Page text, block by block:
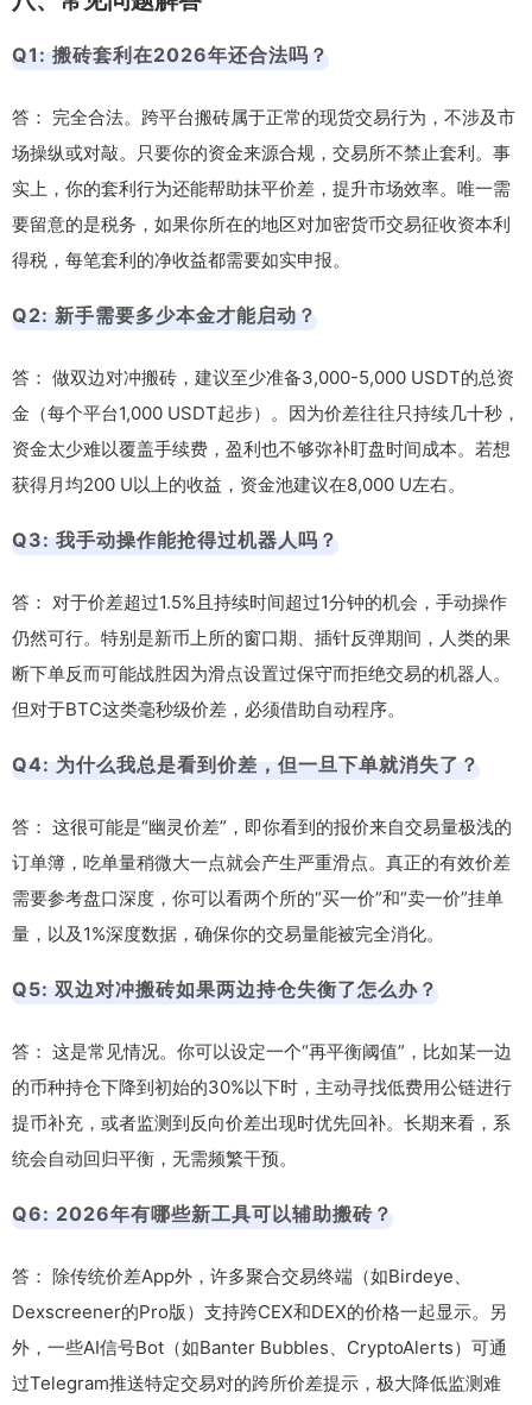
Q1: 搬砖套利在2026年还合法吗？
答： 完全合法。跨平台搬砖属于正常的现货交易行为，不涉及市
场操纵或对敲。只要你的资金来源合规，交易所不禁止套利。事
实上，你的套利行为还能帮助抹平价差，提升市场效率。唯一需
要留意的是税务，如果你所在的地区对加密货币交易征收资本利
得税，每笔套利的净收益都需要如实申报。
Q2: 新手需要多少本金才能启动？
答： 做双边对冲搬砖，建议至少准备3,000-5,000 USDT的总资
金（每个平台1,000 USDT起步）。因为价差往往只持续几十秒，
资金太少难以覆盖手续费，盈利也不够弥补盯盘时间成本。若想
获得月均200 U以上的收益，资金池建议在8,000 U左右。
Q3: 我手动操作能抢得过机器人吗？
答： 对于价差超过1.5%且持续时间超过1分钟的机会，手动操作
仍然可行。特别是新币上所的窗口期、插针反弹期间，人类的果
断下单反而可能战胜因为滑点设置过保守而拒绝交易的机器人。
但对于BTC这类毫秒级价差，必须借助自动程序。
Q4: 为什么我总是看到价差，但一旦下单就消失了？
答： 这很可能是“幽灵价差”，即你看到的报价来自交易量极浅的
订单簿，吃单量稍微大一点就会产生严重滑点。真正的有效价差
需要参考盘口深度，你可以看两个所的“买一价”和“卖一价”挂单
量，以及1%深度数据，确保你的交易量能被完全消化。
Q5: 双边对冲搬砖如果两边持仓失衡了怎么办？
答： 这是常见情况。你可以设定一个“再平衡阈值”，比如某一边
的币种持仓下降到初始的30%以下时，主动寻找低费用公链进行
提币补充，或者监测到反向价差出现时优先回补。长期来看，系
统会自动回归平衡，无需频繁干预。
Q6: 2026年有哪些新工具可以辅助搬砖？
答： 除传统价差App外，许多聚合交易终端（如Birdeye、
Dexscreener的Pro版）支持跨CEX和DEX的价格一起显示。另
外，一些AI信号Bot（如Banter Bubbles、CryptoAlerts）可通
过Telegram推送特定交易对的跨所价差提示，极大降低监测难